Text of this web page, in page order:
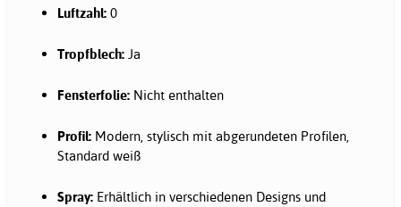
Luftzahl: 0
Tropfblech: Ja
Fensterfolie: Nicht enthalten
Profil: Modern, stylisch mit abgerundeten Profilen,
Standard weiß
Spray: Erhältlich in verschiedenen Designs und